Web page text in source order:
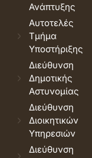
Ανάπτυξης
Αυτοτελές
Τμήμα
Υποστήριξης
Διεύθυνση
Δημοτικής
Αστυνομίας
Διεύθυνση
Διοικητικών
Υπηρεσιών
Διεύθυνση